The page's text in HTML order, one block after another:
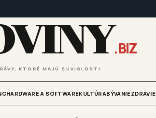
.BIZ
KTORÉ MAJÚ SÚVISLOSTI
HARDWARE A SOFTWAREKULTÚRABÝVANIEZDRAVIE